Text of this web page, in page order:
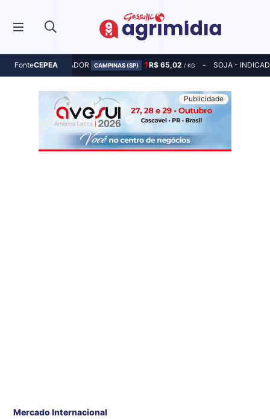
FonteCEPEA
MILHO - INDICADOR CAMPINAS (SP) R$ 65,02 / KG SOJA -
Mercado Internacional